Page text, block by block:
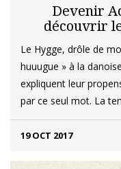
Devenir
découvrir
Le Hygge, drôle de
huuugue » à la
expliquent leur
par ce seul mot. La
19 OCT 2017